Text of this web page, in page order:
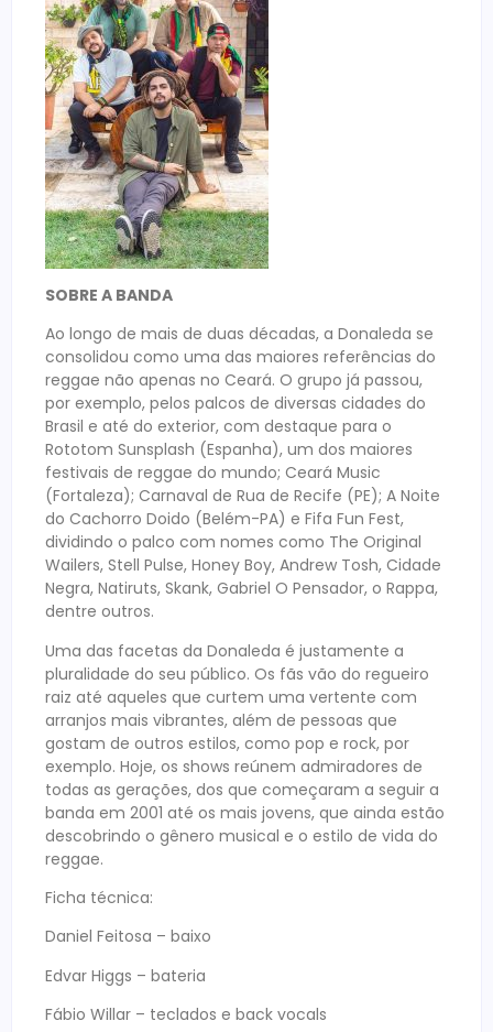
SOBRE A BANDA
Ao longo de mais de duas décadas, a Donaleda se
consolidou como uma das maiores referências do
reggae não apenas no Ceará. O grupo já passou,
por exemplo, pelos palcos de diversas cidades do
Brasil e até do exterior, com destaque para o
Rototom Sunsplash (Espanha), um dos maiores
festivais de reggae do mundo; Ceará Music
(Fortaleza); Carnaval de Rua de Recife (PE); A Noite
do Cachorro Doido (Belém-PA) e Fifa Fun Fest,
dividindo o palco com nomes como The Original
Wailers, Stell Pulse, Honey Boy, Andrew Tosh, Cidade
Negra, Natiruts, Skank, Gabriel O Pensador, o Rappa,
dentre outros.
Uma das facetas da Donaleda é justamente a
pluralidade do seu público. Os fãs vão do regueiro
raiz até aqueles que curtem uma vertente com
arranjos mais vibrantes, além de pessoas que
gostam de outros estilos, como pop e rock, por
exemplo. Hoje, os shows reúnem admiradores de
todas as gerações, dos que começaram a seguir a
banda em 2001 até os mais jovens, que ainda estão
descobrindo o gênero musical e o estilo de vida do
reggae.
Ficha técnica:
Daniel Feitosa – baixo
Edvar Higgs – bateria
Fábio Willar – teclados e back vocals